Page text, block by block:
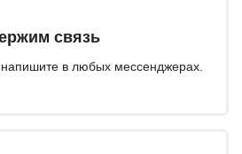
связь
в любых мессенджерах.